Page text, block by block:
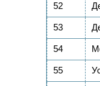
52
53
54
55